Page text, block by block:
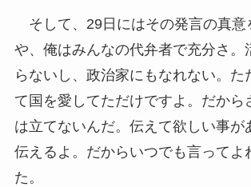
そして、29日にはその発言の真意
や、俺はみんなの代弁者で充分さ。
らないし、政治家にもなれない。た
て国を愛してただけですよ。だから
は立てないんだ。伝えて欲しい事が
伝えるよ。だからいつでも言ってよ
た。